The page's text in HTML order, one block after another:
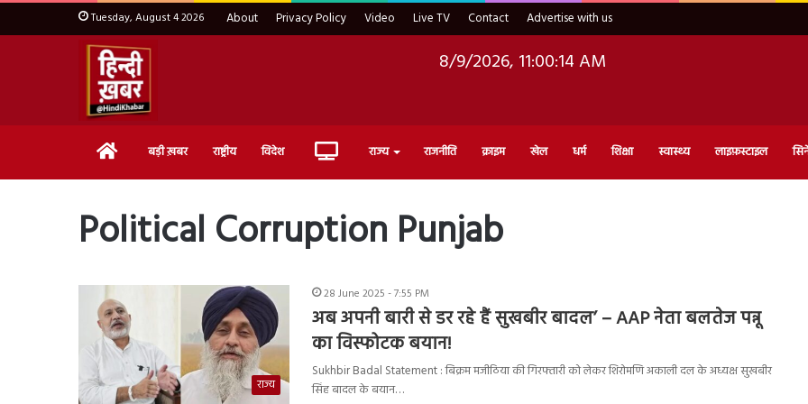
Tuesday, August 4 2026 About Privacy Policy Video Live TV Contact Advertise with us
8/9/2026, 11:00:15 AM
Home बड़ी ख़बर राष्ट्रीय विदेश Live राज्य राजनीति क्राइम खेल धर्म शिक्षा स्वास्थ्य लाइफ़स्टाइल
Political Corruption Punjab
राज्य
28 June 2025 - 7:55 PM
अब अपनी बारी से डर रहे हैं सुखबीर बादल’ – AAP नेता बलतेज पन्नू
का विस्फोटक बयान!
Sukhbir Badal Statement : बिक्रम मजीठिया की गिरफ्तारी को लेकर शिरोमणि अकाली दल के अध्यक्ष सुखबीर
सिंह बादल के बयान…